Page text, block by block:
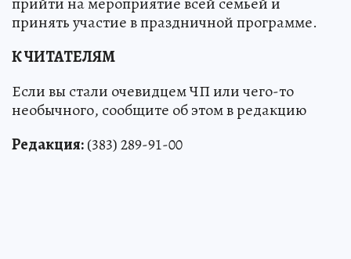
принять участие в праздничной программе.
К ЧИТАТЕЛЯМ
Если вы стали очевидцем ЧП или чего-то
необычного, сообщите об этом в редакцию
Редакция:(383) 289-91-00